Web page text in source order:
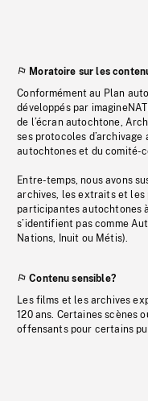
Moratoire sur les
Conformément au Plan
développés par
de l’écran autochtone,
ses protocoles d’archivage
autochtones et du comité-
Entre-temps, nous avons
archives, les extraits et
participantes autochtones
s’identifient pas comme
Nations, Inuit ou Métis).
Contenu sensible?
Les films et les archives
120 ans. Certaines scènes
offensants pour certains